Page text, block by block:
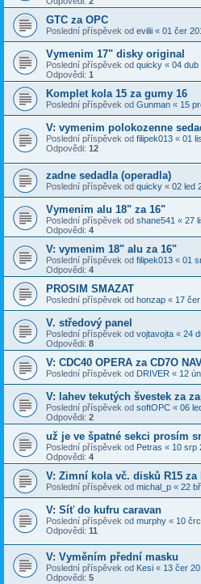
GTC za OPC
Poslední příspěvek od evilii « 01 čer
Vymenim 17" disky original
Poslední příspěvek od quicky « 04 dub
Odpovědi: 1
Komplet kola 15 za gumy 16
Poslední příspěvek od Gunman « 15
V: vymenim polokozenne
Poslední příspěvek od filipek013 « 01
Odpovědi: 12
zadne sedadla (operadla)
Poslední příspěvek od quicky « 02 led
Vymenim alu 18" za 16"
Poslední příspěvek od shane541 « 27
Odpovědi: 4
V: vymenim 18" alu za 16"
Poslední příspěvek od filipek013 « 01
Odpovědi: 4
PROSIM SMAZAT
Poslední příspěvek od honzap « 17
V. středový panel
Poslední příspěvek od vojtavojta « 24
Odpovědi: 8
V: CDC40 OPERA za CD7O
Poslední příspěvek od DRIVER « 12
V: lahev tekutých švestek za
Poslední příspěvek od softOPC « 06
Odpovědi: 2
už je ve špatné sekci prosím
Poslední příspěvek od Petras « 10 srp
Odpovědi: 4
V: Zimní kola vč. disků R15 za
Poslední příspěvek od michal_p « 22
V: Síť do kufru caravan
Poslední příspěvek od murphy « 10
Odpovědi: 11
V: Vyměním přední masku
Poslední příspěvek od Kesi « 13 čer
Odpovědi: 5